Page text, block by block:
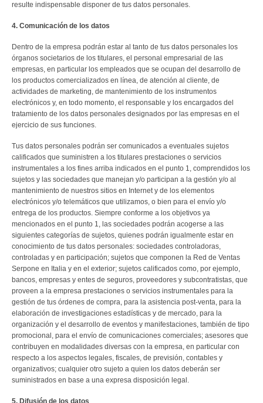
ORDENES ECUESTRES
TOGAS Y ACCESORIOS
CONTACTO
resulte indispensable disponer de tus datos personales.
4. Comunicación de los datos
Dentro de la empresa podrán estar al tanto de tus datos personales los
órganos societarios de los titulares, el personal empresarial de las
empresas, en particular los empleados que se ocupan del desarrollo de
los productos comercializados en línea, de atención al cliente, de
actividades de marketing, de mantenimiento de los instrumentos
electrónicos y, en todo momento, el responsable y los encargados del
tratamiento de los datos personales designados por las empresas en el
ejercicio de sus funciones.
Tus datos personales podrán ser comunicados a eventuales sujetos
calificados que suministren a los titulares prestaciones o servicios
instrumentales a los fines arriba indicados en el punto 1, comprendidos los
sujetos y las sociedades que manejan y/o participan a la gestión y/o al
mantenimiento de nuestros sitios en Internet y de los elementos
electrónicos y/o telemáticos que utilizamos, o bien para el envío y/o
entrega de los productos. Siempre conforme a los objetivos ya
mencionados en el punto 1, las sociedades podrán acogerse a las
siguientes categorías de sujetos, quienes podrán igualmente estar en
conocimiento de tus datos personales: sociedades controladoras,
controladas y en participación; sujetos que componen la Red de Ventas
Serpone en Italia y en el exterior; sujetos calificados como, por ejemplo,
bancos, empresas y entes de seguros, proveedores y subcontratistas, que
proveen a la empresa prestaciones o servicios instrumentales para la
gestión de tus órdenes de compra, para la asistencia post-venta, para la
elaboración de investigaciones estadísticas y de mercado, para la
organización y el desarrollo de eventos y manifestaciones, también de tipo
promocional, para el envío de comunicaciones comerciales; asesores que
contribuyen en modalidades diversas con la empresa, en particular con
respecto a los aspectos legales, fiscales, de previsión, contables y
organizativos; cualquier otro sujeto a quien los datos deberán ser
suministrados en base a una expresa disposición legal.
5. Difusión de los datos